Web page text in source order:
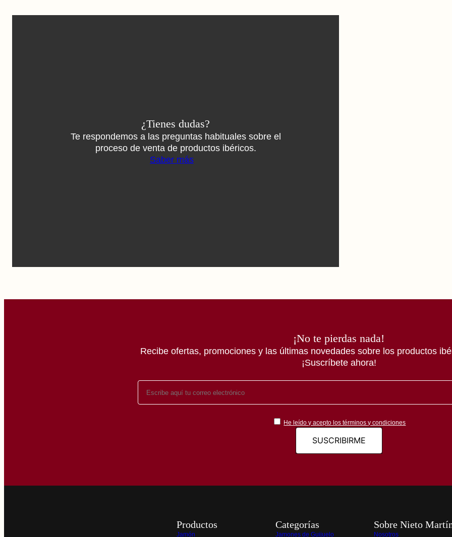
¿Tienes dudas?
Te respondemos a las preguntas habituales sobre el
proceso de venta de productos ibéricos.
Saber más
¡No te pierdas nada!
Recibe ofertas, promociones y las últimas novedades sobre los productos
¡Suscríbete ahora!
He leído y acepto los términos y condiciones
Productos
Jamón
Categorías
Jamones de Guijuelo
Sobre Nieto
Nosotros